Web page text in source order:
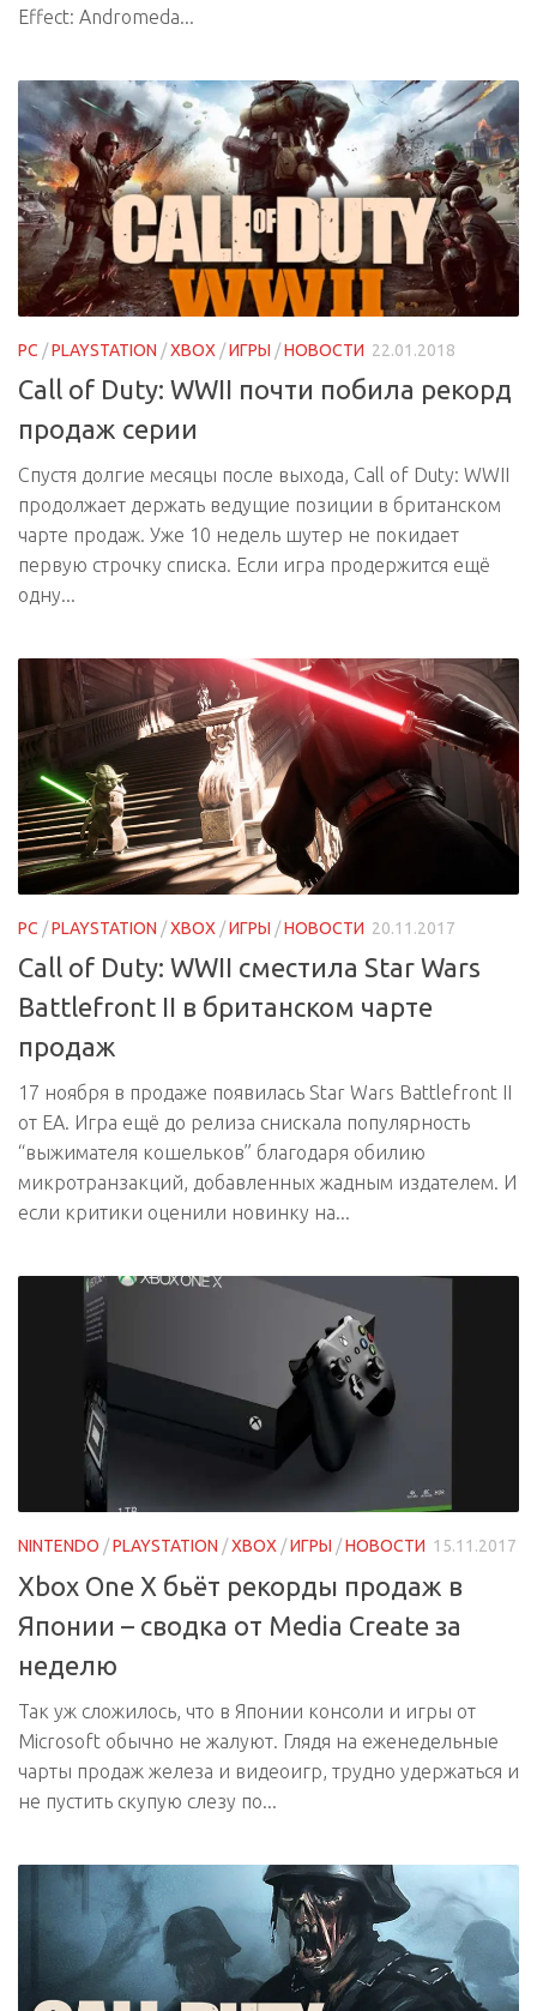
Effect: Andromeda...
PC /PLAYSTATION /XBOX /ИГРЫ /НОВОСТИ 22.01.2018
Call of Duty: WWII почти побила рекорд
продаж серии
Спустя долгие месяцы после выхода, Call of Duty: WWII
продолжает держать ведущие позиции в британском
чарте продаж. Уже 10 недель шутер не покидает
первую строчку списка. Если игра продержится ещё
одну...
PC /PLAYSTATION /XBOX /ИГРЫ /НОВОСТИ 20.11.2017
Call of Duty: WWII сместила Star Wars
Battlefront II в британском чарте
продаж
17 ноября в продаже появилась Star Wars Battlefront II
от EA. Игра ещё до релиза снискала популярность
“выжимателя кошельков” благодаря обилию
микротранзакций, добавленных жадным издателем. И
если критики оценили новинку на...
NINTENDO /PLAYSTATION /XBOX /ИГРЫ /НОВОСТИ 15.11.2017
Xbox One X бьёт рекорды продаж в
Японии – сводка от Media Create за
неделю
Так уж сложилось, что в Японии консоли и игры от
Microsoft обычно не жалуют. Глядя на еженедельные
чарты продаж железа и видеоигр, трудно удержаться и
не пустить скупую слезу по...